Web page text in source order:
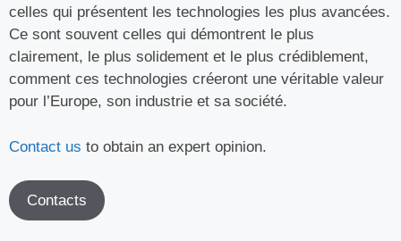
celles qui présentent les technologies les plus avancées.
Ce sont souvent celles qui démontrent le plus
clairement, le plus solidement et le plus crédiblement,
comment ces technologies créeront une véritable valeur
pour l’Europe, son industrie et sa société.
Contact us to obtain an expert opinion.
Contacts